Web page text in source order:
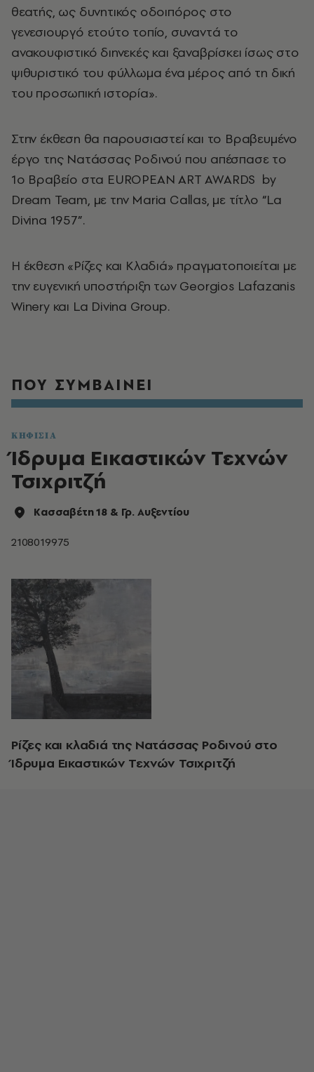
θεατής, ως δυνητικός οδοιπόρος στο
γενεσιουργό ετούτο τοπίο, συναντά το
ανακουφιστικό διηνεκές και ξαναβρίσκει ίσως στο
ψιθυριστικό του φύλλωμα ένα μέρος από τη δική
του προσωπική ιστορία».
Στην έκθεση θα παρουσιαστεί και το Βραβευμένο
έργο της Νατάσσας Ροδινού που απέσπασε το
1ο Βραβείο στα EUROPEAN ART AWARDS by
Dream Team, με την Maria Callas, με τίτλο “La
Divina 1957”.
Η έκθεση «Ρίζες και Κλαδιά» πραγματοποιείται με
την ευγενική υποστήριξη των Georgios Lafazanis
Winery και La Divina Group.
ΠΟΥ ΣΥΜΒΑΙΝΕΙ
ΚΗΦΙΣΙΑ
Ίδρυμα Εικαστικών Τεχνών
Τσιχριτζή
Κασσαβέτη 18 & Γρ. Αυξεντίου
2108019975
Ρίζες και κλαδιά της Νατάσσας Ροδινού στο
Ίδρυμα Εικαστικών Τεχνών Τσιχριτζή